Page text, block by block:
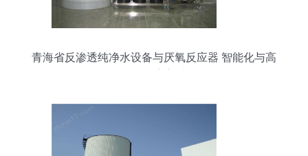
青海省反渗透纯净水设备与厌氧反应器 智能化与高